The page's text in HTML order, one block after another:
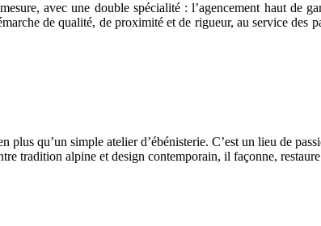
avec une double spécialité : l’agencement haut de
de qualité, de proximité et de rigueur, au service des
plus qu’un simple atelier d’ébénisterie. C’est un lieu de
tradition alpine et design contemporain, il façonne,